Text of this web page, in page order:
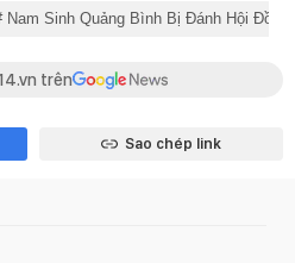
Nam Sinh Quảng Bình Bị Đánh Hội Đồng
trên
Sao chép link